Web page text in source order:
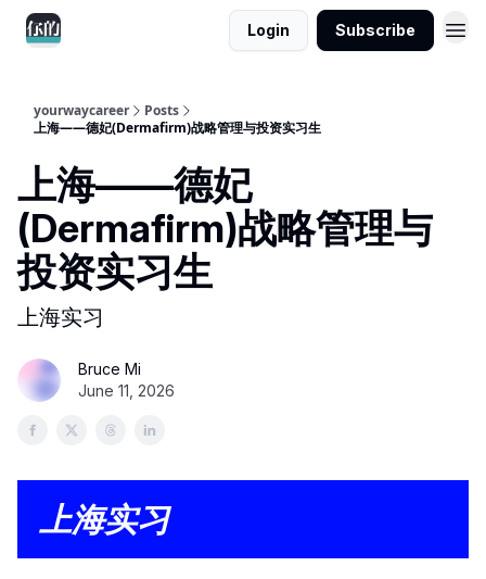
Login Subscribe
yourwaycareer
Posts
上海——德妃(Dermafirm)战略管理与投资实习生
上海——德妃
(Dermafirm)战略管理与
投资实习生
上海实习
Bruce Mi
June 11, 2026
上海实习